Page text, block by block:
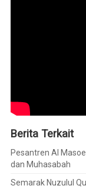
Berita Terkait
Pesantren Al
dan Muhasabah
Semarak Nuzulul